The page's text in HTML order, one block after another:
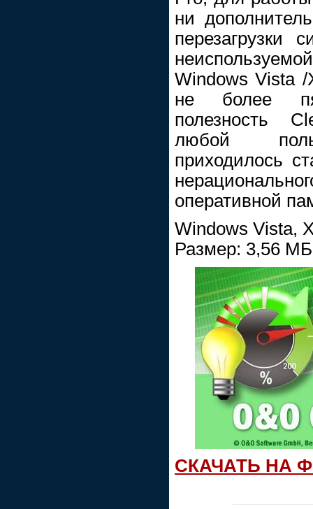
ни
перезагрузки
Windows Vista /
не более
полезность
любой
приходилось
оперативной
Windows Vista,
Размер: 3,56 МБ
СКАЧАТЬ НА